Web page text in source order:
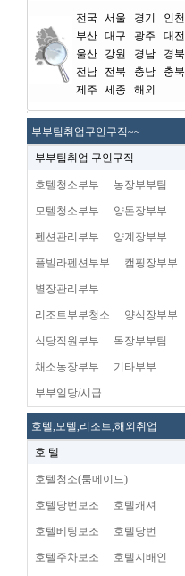
전국 서울 경기
인천
부산 대구 광주
대전
울산
강원 경남
경북
전남
전북 충남
충북
제주
세종 해외
부부팀취업구인구직~~
부부팀취업 구인구직
호텔청소부부 농장부부팀
모텔청소부부 양돈장부부
펜션관리부부 양계장부부
플빌라펜션부부 캠핑장부부
별장관리부부
리조트부부청소 양식장부부
식당직원부부 목장부부팀
채소농장부부 기타부부
부부일당/시급
호텔,모텔,리조트,해외취업
호 텔
호텔청소(룸메이드)
호텔당번보조 호텔캐셔
호텔베팅보조 호텔당번
호텔주차보조 호텔지배인